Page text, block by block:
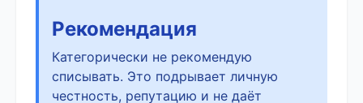
Рекомендация
Категорически не рекомендую
списывать. Это подрывает личную
честность, репутацию и не даёт